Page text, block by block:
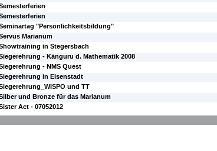
"Persönlichkeitsbildung"
Marianum
in Stegersbach
- Känguru d. Mathematik 2008
- NMS Quest
in Eisenstadt
und TT
und Bronze für das Marianum
Act - 07052012